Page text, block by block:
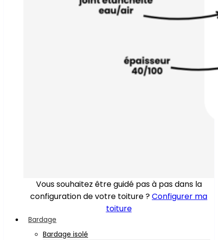
Vous souhaitez être guidé pas à pas dans la
configuration de votre toiture ?Configurer ma
toiture
Bardage
Bardage isolé